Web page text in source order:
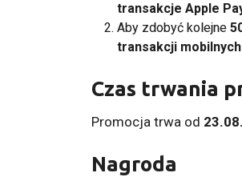
transakcje Apple
Aby zdobyć kolejne
transakcji
Czas trwania
Promocja trwa od
Nagroda